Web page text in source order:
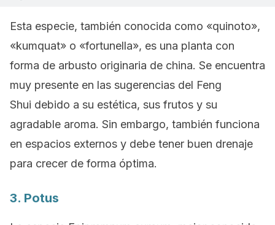
Esta especie, también conocida como «quinoto»,
«kumquat» o «fortunella», es una planta con
forma de arbusto originaria de china. Se encuentra
muy presente en las sugerencias del Feng
Shui debido a su estética, sus frutos y su
agradable aroma. Sin embargo, también funciona
en espacios externos y debe tener buen drenaje
para crecer de forma óptima.
3. Potus